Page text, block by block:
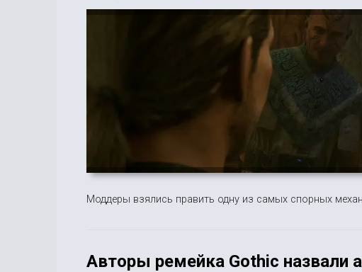
Моддеры взялись править одну из самых спорных
Авторы ремейка Gothic назвали